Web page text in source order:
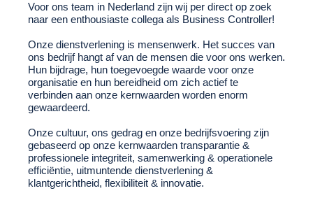
Voor ons team in Nederland zijn wij per direct op zoek
naar een enthousiaste collega als Business Controller!
Onze dienstverlening is mensenwerk. Het succes van
ons bedrijf hangt af van de mensen die voor ons werken.
Hun bijdrage, hun toegevoegde waarde voor onze
organisatie en hun bereidheid om zich actief te
verbinden aan onze kernwaarden worden enorm
gewaardeerd.
Onze cultuur, ons gedrag en onze bedrijfsvoering zijn
gebaseerd op onze kernwaarden transparantie &
professionele integriteit, samenwerking & operationele
efficiëntie, uitmuntende dienstverlening &
klantgerichtheid, flexibiliteit & innovatie.